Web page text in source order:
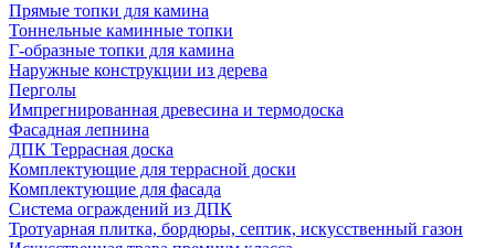
Прямые топки для камина
Тоннельные каминные топки
Г-образные топки для камина
Наружные конструкции из дерева
Перголы
Импрегнированная древесина и термодоска
Фасадная лепнина
ДПК Террасная доска
Комплектующие для террасной доски
Комплектующие для фасада
Система ограждений из ДПК
Тротуарная плитка, бордюры, септик, искусственный газон